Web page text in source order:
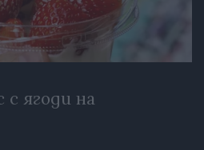
с ягоди на